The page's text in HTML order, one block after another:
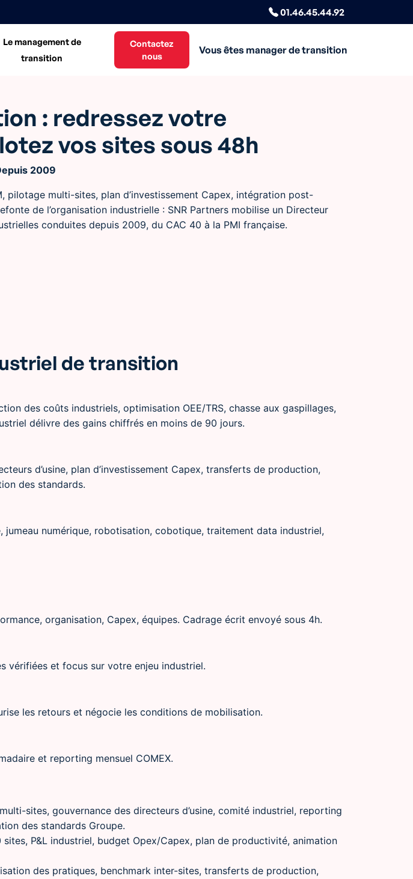
01.46.45.44.92
Le management de
transition
Contactez
nous
Vous êtes manager de transition
: redressez votre
vos sites sous 48h
2009
multi-sites, plan d’investissement Capex, intégration post-
de l’organisation industrielle : SNR Partners mobilise un Directeur
conduites depuis 2009, du CAC 40 à la PMI française.
de transition
des coûts industriels, optimisation OEE/TRS, chasse aux gaspillages,
délivre des gains chiffrés en moins de 90 jours.
d’usine, plan d’investissement Capex, transferts de production,
des standards.
jumeau numérique, robotisation, cobotique, traitement data industriel,
organisation, Capex, équipes. Cadrage écrit envoyé sous 4h.
vérifiées et focus sur votre enjeu industriel.
les retours et négocie les conditions de mobilisation.
et reporting mensuel COMEX.
sites, gouvernance des directeurs d’usine, comité industriel, reporting
des standards Groupe.
P&L industriel, budget Opex/Capex, plan de productivité, animation
des pratiques, benchmark inter-sites, transferts de production,